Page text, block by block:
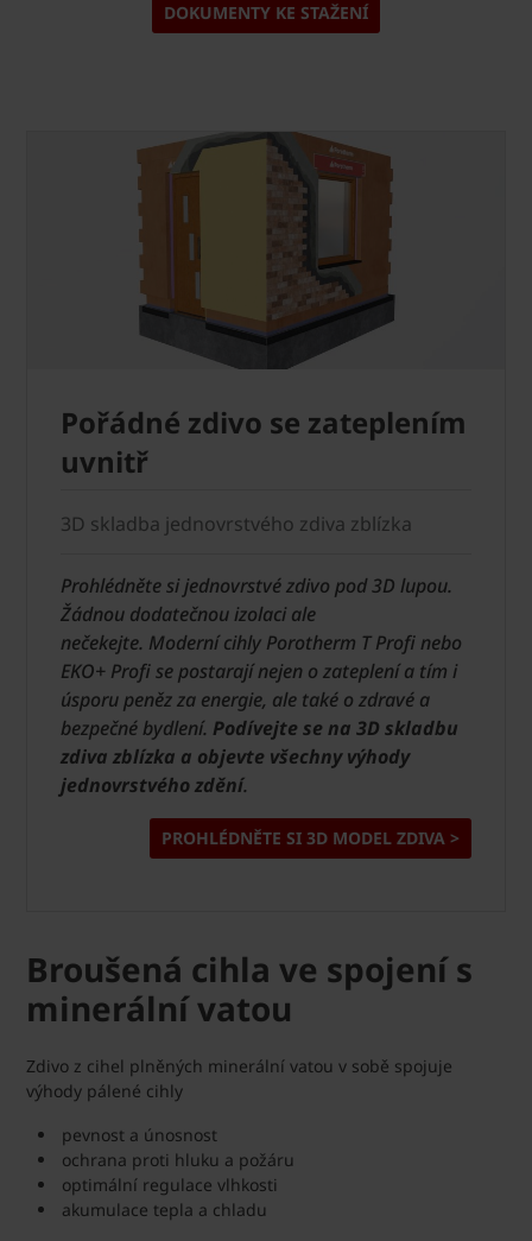
DOKUMENTY KE STAŽENÍ
Pořádné zdivo se zateplením
uvnitř
3D skladba jednovrstvého zdiva zblízka
Prohlédněte si jednovrstvé zdivo pod 3D lupou.
Žádnou dodatečnou izolaci ale
nečekejte. Moderní cihly Porotherm T Profi nebo
EKO+ Profi se postarají nejen o zateplení a tím i
úsporu peněz za energie, ale také o zdravé a
bezpečné bydlení. Podívejte se na 3D skladbu
zdiva zblízka a objevte všechny výhody
jednovrstvého zdění.
PROHLÉDNĚTE SI 3D MODEL ZDIVA >
Broušená cihla ve spojení s
minerální vatou
Zdivo z cihel plněných minerální vatou v sobě spojuje
výhody pálené cihly
pevnost a únosnost
ochrana proti hluku a požáru
optimální regulace vlhkosti
akumulace tepla a chladu